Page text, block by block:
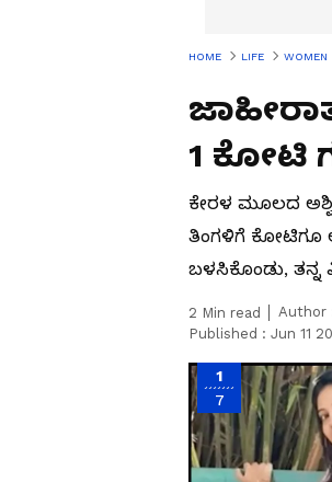
HOME LIFE WOMEN
1 ಕೋಟಿ
ಕೇರಳ ಮೂಲದ
ತಿಂಗಳಿಗೆ ಕೋಟಿಗೂ
ಬಳಸಿಕೊಂಡು,
2 Min read Author
Published : Jun 11
1
7